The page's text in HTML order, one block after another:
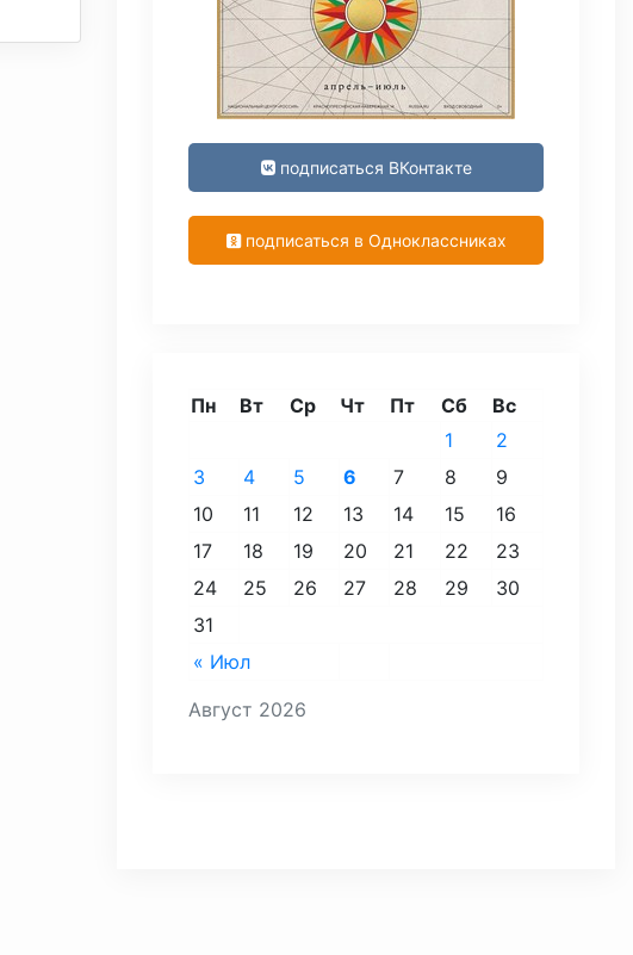
подписаться ВКонтакте
подписаться в Одноклассниках
Август 2026
Пн Вт Ср Чт Пт Сб Вс
« Июл
1
2
3
4 5 6 7 8
9
10
11 12 13 14 15
16
17
18 19 20 21 22
23
24
25 26 27 28 29
30
31